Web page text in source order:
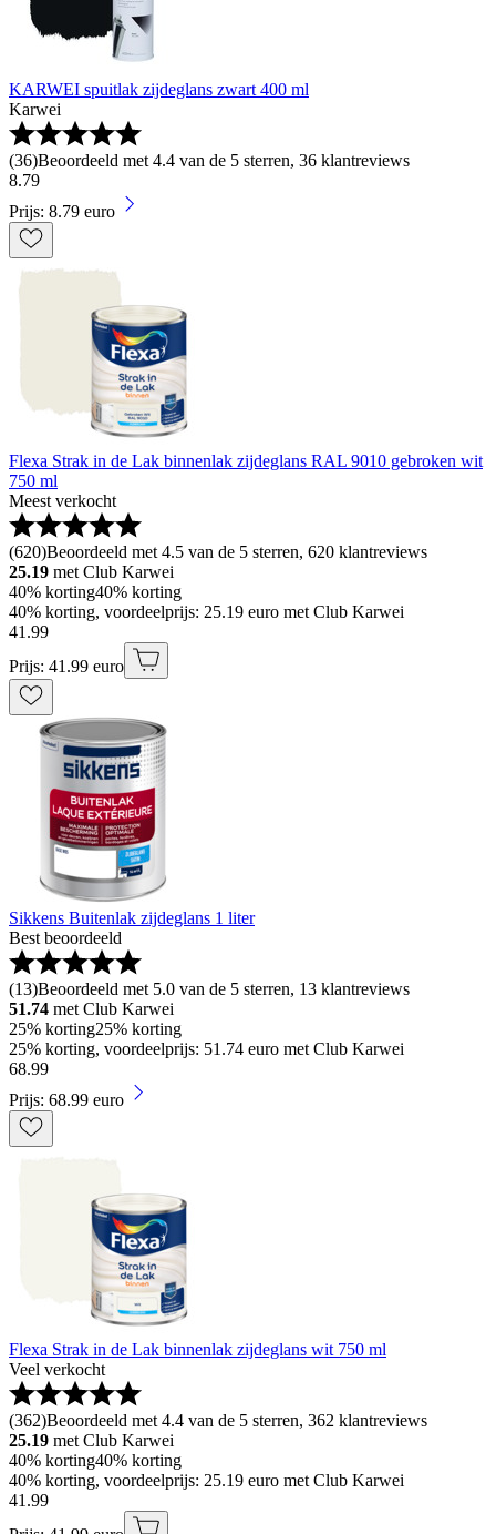
KARWEI spuitlak zijdeglans zwart 400 ml
Karwei
(36)Beoordeeld met 4.4 van de 5 sterren, 36 klantreviews
8.79
Prijs: 8.79 euro
Flexa Strak in de Lak binnenlak zijdeglans RAL 9010 gebroken wit
750 ml
Meest verkocht
(620)Beoordeeld met 4.5 van de 5 sterren, 620 klantreviews
25.19 met Club Karwei
40% korting40% korting
40% korting, voordeelprijs: 25.19 euro met Club Karwei
41 .99
Prijs: 41.99 euro
Sikkens Buitenlak zijdeglans 1 liter
Best beoordeeld
(13)Beoordeeld met 5.0 van de 5 sterren, 13 klantreviews
51.74 met Club Karwei
25% korting25% korting
25% korting, voordeelprijs: 51.74 euro met Club Karwei
68.99
Prijs: 68.99 euro
Flexa Strak in de Lak binnenlak zijdeglans wit 750 ml
Veel verkocht
(362)Beoordeeld met 4.4 van de 5 sterren, 362 klantreviews
25.19 met Club Karwei
40% korting40% korting
40% korting, voordeelprijs: 25.19 euro met Club Karwei
41 .99